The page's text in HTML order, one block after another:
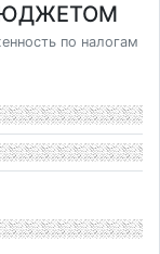
по налогам